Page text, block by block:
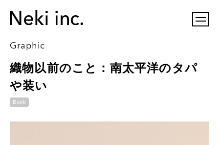
Graphic
織物以前のこと：南太平洋のタパ
や装い
Book